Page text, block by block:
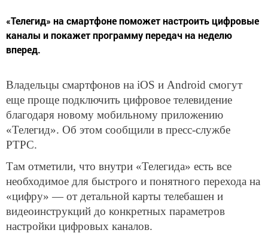
«Телегид» на смартфоне поможет настроить цифровые
каналы и покажет программу передач на неделю
вперед.
Владельцы смартфонов на iOS и Android смогут
еще проще подключить цифровое телевидение
благодаря новому мобильному приложению
«Телегид». Об этом сообщили в пресс-службе
РТРС.
Там отметили, что внутри «Телегида» есть все
необходимое для быстрого и понятного перехода на
«цифру» — от детальной карты телебашен и
видеоинструкций до конкретных параметров
настройки цифровых каналов.